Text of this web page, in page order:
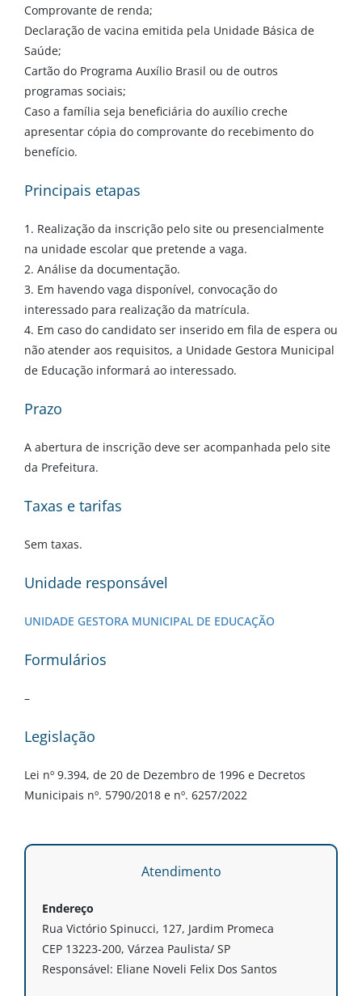
Comprovante de renda;
Declaração de vacina emitida pela Unidade Básica de
Saúde;
Cartão do Programa Auxílio Brasil ou de outros
programas sociais;
Caso a família seja beneficiária do auxílio creche
apresentar cópia do comprovante do recebimento do
benefício.
Principais etapas
1. Realização da inscrição pelo site ou presencialmente
na unidade escolar que pretende a vaga.
2. Análise da documentação.
3. Em havendo vaga disponível, convocação do
interessado para realização da matrícula.
4. Em caso do candidato ser inserido em fila de espera ou
não atender aos requisitos, a Unidade Gestora Municipal
de Educação informará ao interessado.
Prazo
A abertura de inscrição deve ser acompanhada pelo site
da Prefeitura.
Taxas e tarifas
Sem taxas.
Unidade responsável
UNIDADE GESTORA MUNICIPAL DE EDUCAÇÃO
Formulários
–
Legislação
Lei nº 9.394, de 20 de Dezembro de 1996 e Decretos
Municipais nº. 5790/2018 e nº. 6257/2022
Atendimento
Endereço
Rua Victório Spinucci, 127, Jardim Promeca
CEP 13223-200, Várzea Paulista/ SP
Responsável: Eliane Noveli Felix Dos Santos